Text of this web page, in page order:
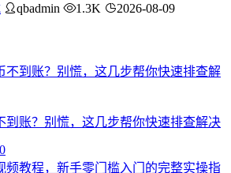
qbadmin 1.3K 2026-08-09
到账？别慌，这几步帮你快速排查解决
0